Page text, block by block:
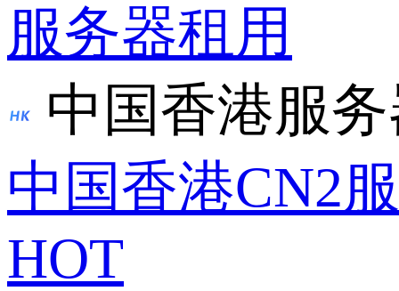
服务器租用
中国香港服
中国香港CN2
HOT